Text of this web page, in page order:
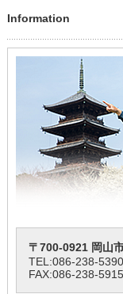
Information
〒700-0921 岡山
TEL:086-238-5390
FAX:086-238-5915